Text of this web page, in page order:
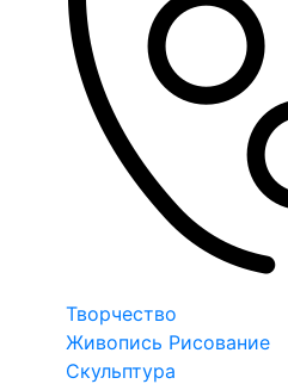
Творчество
Живопись Рисование
Скульптура